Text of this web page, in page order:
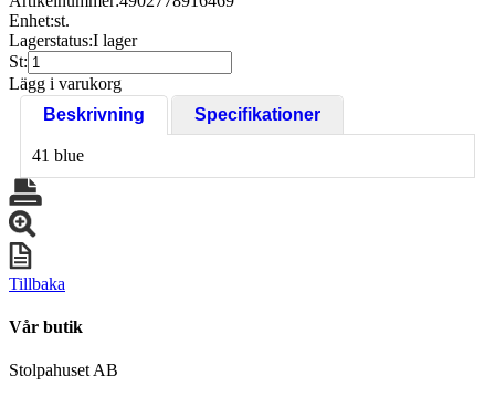
Enhet:st.
Lagerstatus:I lager
St:
Lägg i varukorg
Beskrivning
Specifikationer
41 blue
Tillbaka
Vår butik
Stolpahuset AB